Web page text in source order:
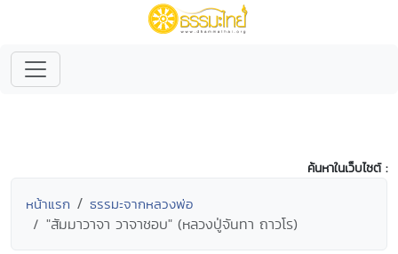
ค้นหาในเว็บไซต์ :
หน้าแรก ธรรมะจากหลวงพ่อ
"สัมมาวาจา วาจาชอบ" (หลวงปู่จันทา ถาวโร)